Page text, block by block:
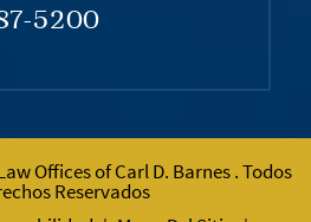
5200
Offices of Carl D. Barnes . Todos
Reservados